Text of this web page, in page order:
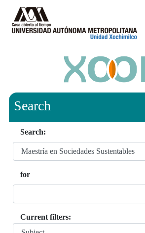
Search
Search:
for
Current filters: